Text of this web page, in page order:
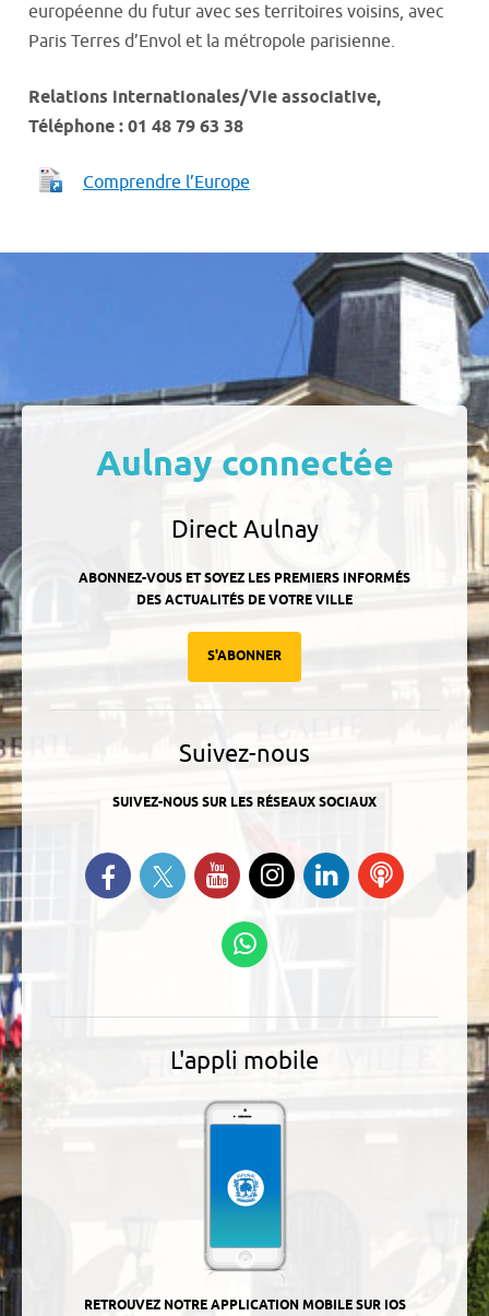
européenne du futur avec ses territoires voisins, avec
Paris Terres d’Envol et la métropole parisienne.
Relations internationales/Vie associative,
Téléphone : 01 48 79 63 38
Comprendre l’Europe
Aulnay connectée
Direct Aulnay
ABONNEZ-VOUS ET SOYEZ LES PREMIERS INFORMÉS
DES ACTUALITÉS DE VOTRE VILLE
S'ABONNER
Suivez-nous
SUIVEZ-NOUS SUR LES RÉSEAUX SOCIAUX
Retrouvez-nous sur Facebook
Suivez-nous sur Twitter
Suivez-nous sur YouTube
Suivez-nous sur
Instagram
Retrouvez-
nous sur
Ecoutez
L'appli mobile
RETROUVEZ NOTRE APPLICATION MOBILE SUR IOS